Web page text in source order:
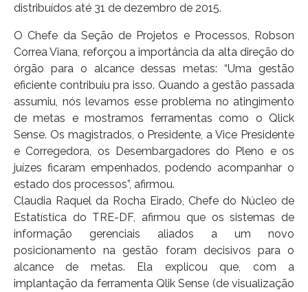
distribuídos até 31 de dezembro de 2015.
O Chefe da Seção de Projetos e Processos, Robson
Correa Viana, reforçou a importância da alta direção do
órgão para o alcance dessas metas: “Uma gestão
eficiente contribuiu pra isso. Quando a gestão passada
assumiu, nós levamos esse problema no atingimento
de metas e mostramos ferramentas como o Qlick
Sense. Os magistrados, o Presidente, a Vice Presidente
e Corregedora, os Desembargadores do Pleno e os
juízes ficaram empenhados, podendo acompanhar o
estado dos processos”, afirmou.
Claudia Raquel da Rocha Eirado, Chefe do Núcleo de
Estatística do TRE-DF, afirmou que os sistemas de
informação gerenciais aliados a um novo
posicionamento na gestão foram decisivos para o
alcance de metas. Ela explicou que, com a
implantação da ferramenta Qlik Sense (de visualização